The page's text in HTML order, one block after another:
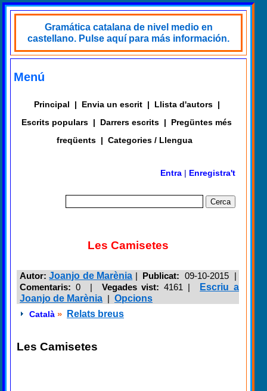
Gramática catalana de nivel medio en
castellano. Pulse aquí para más información.
Menú
Principal | Envia un escrit | Llista d'autors |
Escrits populars | Darrers escrits |
Pregüntes més
freqüents | Categories / Llengua
Entra | Enregistra't
Les Camisetes
Autor:Joanjo de Marènia | Publicat:
09-10-2015 |
Comentaris: 0 | Vegades vist: 4161 |
Escriu a
Joanjo de Marènia | Opcions
Català » Relats breus
Les Camisetes